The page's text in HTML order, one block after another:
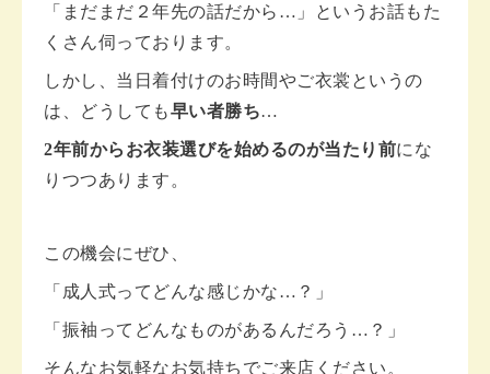
「まだまだ２年先の話だから…」というお話もた
くさん伺っております。
しかし、当日着付けのお時間やご衣裳というの
は、どうしても早い者勝ち…
2年前からお衣装選びを始めるのが当たり前にな
りつつあります。
この機会にぜひ、
「成人式ってどんな感じかな…？」
「振袖ってどんなものがあるんだろう…？」
そんなお気軽なお気持ちでご来店ください。